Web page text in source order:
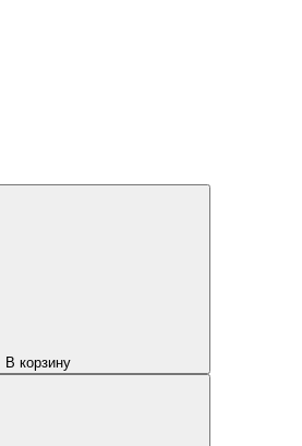
В корзину